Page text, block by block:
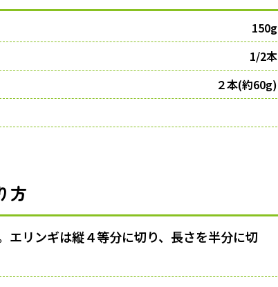
150g
1/2本
２本(約60g)
方
リンギは縦４等分に切り、長さを半分に切